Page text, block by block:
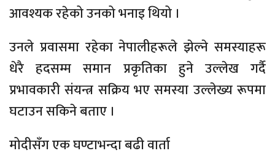
आवश्यक रहेको उनको भनाइ थियो ।
उनले प्रवासमा रहेका नेपालीहरूले झेल्ने समस्याहरू
धेरै हदसम्म समान प्रकृतिका हुने उल्लेख गर्दै
प्रभावकारी संयन्त्र सक्रिय भए समस्या उल्लेख्य रूपमा
घटाउन सकिने बताए ।
मोदीसँग एक घण्टाभन्दा बढी वार्ता